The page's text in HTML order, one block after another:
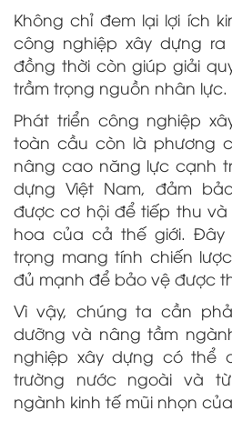
Không chỉ đem lại lợi ích
công nghiệp xây dựng
đồng thời còn giúp giải
trầm trọng nguồn nhân lực.
Phát triển công nghiệp
toàn cầu còn là phương
nâng cao năng lực cạnh
dựng Việt Nam, đảm
được cơ hội để tiếp thu
hoa của cả thế giới. Đây
trọng mang tính chiến
đủ mạnh để bảo vệ được
Vì vậy, chúng ta cần
dưỡng và nâng tầm
nghiệp xây dựng có thể
trường nước ngoài và
ngành kinh tế mũi nhọn